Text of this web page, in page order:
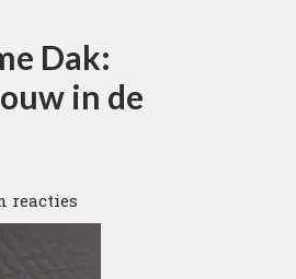
Dak:
in de
reacties